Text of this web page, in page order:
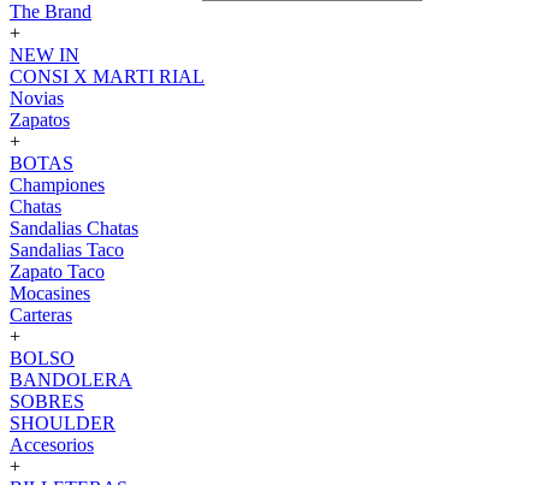
The Brand
+
NEW IN
CONSI X MARTI RIAL
Novias
Zapatos
+
BOTAS
Championes
Chatas
Sandalias Chatas
Sandalias Taco
Zapato Taco
Mocasines
Carteras
+
BOLSO
BANDOLERA
SOBRES
SHOULDER
Accesorios
+